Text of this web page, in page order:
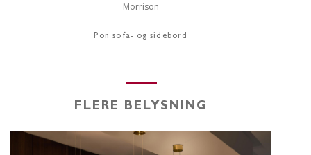
Pon sofa- og sidebord
FLERE BELYSNING